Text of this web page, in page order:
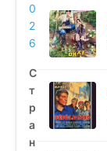
0
2
6
С
т
р
а
н